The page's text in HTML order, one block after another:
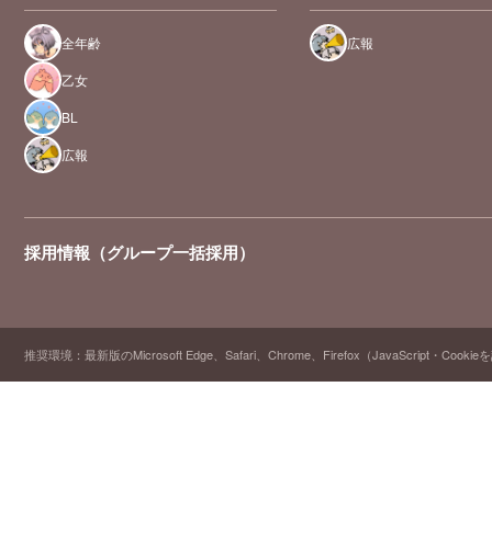
全年齢
乙女
BL
広報
広報
採用情報（グループ一括採用）
推奨環境：最新版のMicrosoft Edge、Safari、Chrome、Firefox（JavaScript・Cookie